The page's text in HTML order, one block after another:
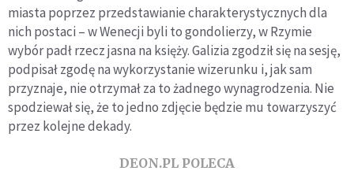
miasta poprzez przedstawianie charakterystycznych dla
nich postaci – w Wenecji byli to gondolierzy, w Rzymie
wybór padł rzecz jasna na księży. Galizia zgodził się na sesję,
podpisał zgodę na wykorzystanie wizerunku i, jak sam
przyznaje, nie otrzymał za to żadnego wynagrodzenia. Nie
spodziewał się, że to jedno zdjęcie będzie mu towarzyszyć
przez kolejne dekady.
DEON.PL POLECA